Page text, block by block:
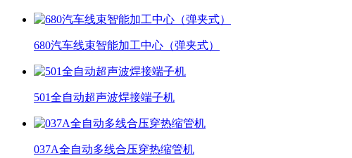
680汽车线束智能加工中心（弹夹式）
501全自动超声波焊接端子机
037A全自动多线合压穿热缩管机